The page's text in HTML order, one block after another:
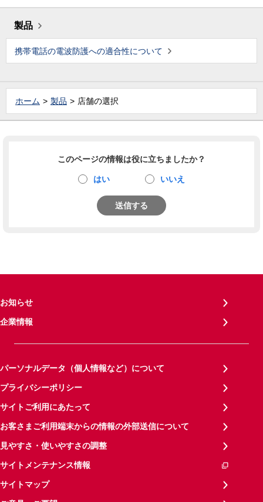
製品
携帯電話の電波防護への適合性について
ホーム 製品 店舗の選択
このページの情報は役に立ちましたか？
はい いいえ
送信する
お知らせ
企業情報
パーソナルデータ（個人情報など）について
プライバシーポリシー
サイトご利用にあたって
お客さまご利用端末からの情報の外部送信について
見やすさ・使いやすさの調整
サイトメンテナンス情報
サイトマップ